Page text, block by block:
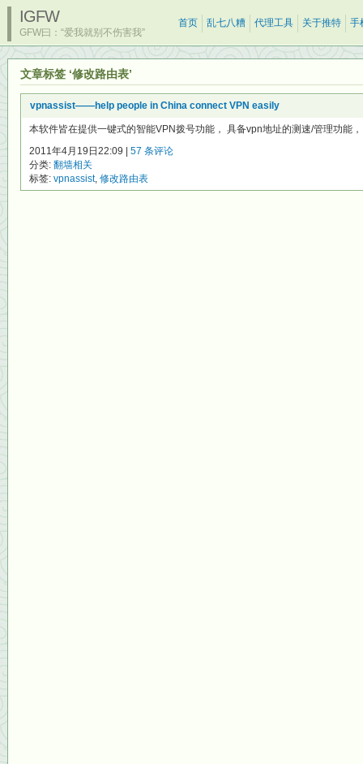
IGFW
GFW曰：“爱我就别不伤害我”
首页 乱七八糟 代理工具 关于推特 手
文章标签 ‘修改路由表’
vpnassist——help people in China connect VPN easily
本软件皆在提供一键式的智能VPN拨号功能， 具备vpn地址的测速/管理功能
2011年4月19日22:09 | 57 条评论
分类: 翻墙相关
标签: vpnassist, 修改路由表